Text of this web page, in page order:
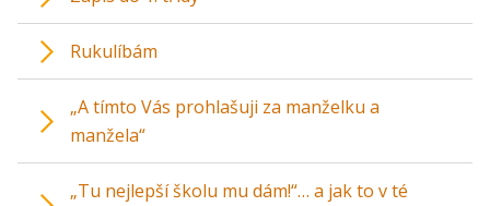
Rukulíbám
„A tímto Vás prohlašuji za manželku a
manžela“
„Tu nejlepší školu mu dám!“… a jak to v té